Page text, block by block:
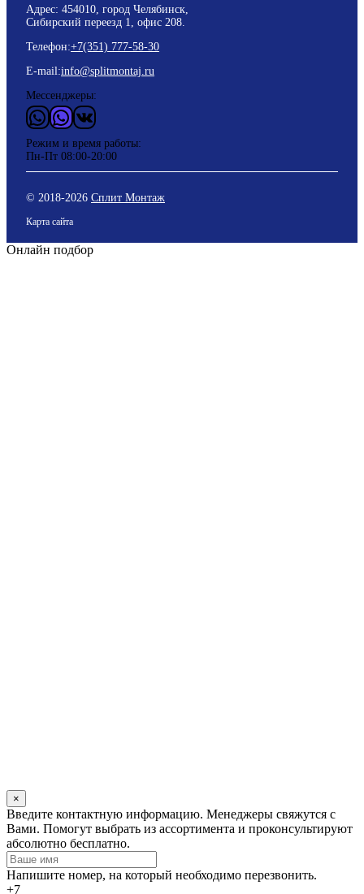
Адрес: 454010, город Челябинск,
Сибирский переезд 1, офис 208.
Телефон:+7(351) 777-58-30
E-mail:info@splitmontaj.ru
Мессенджеры:
WhatsApp
ViderВКонтакте
Режим и время работы:
Пн-Пт 08:00-20:00
© 2018-2026 Сплит Монтаж
Карта сайта
Онлайн подбор
×
Оставьте
это
поле
пустым
Введите контактную информацию. Менеджеры свяжутся с
Вами. Помогут выбрать из ассортимента и проконсультируют
абсолютно бесплатно.
Напишите номер, на который необходимо перезвонить.
+7